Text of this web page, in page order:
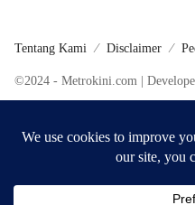
Tentang Kami Disclaimer
©2024 - Metrokini.com |